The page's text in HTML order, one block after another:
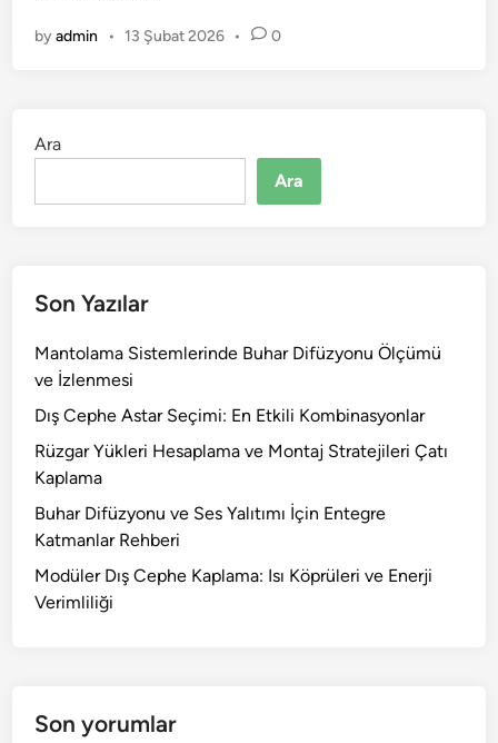
byadmin • 13 Şubat 2026 • 0
Ara
Ara
Son Yazılar
Mantolama Sistemlerinde Buhar Difüzyonu Ölçümü
ve İzlenmesi
Dış Cephe Astar Seçimi: En Etkili Kombinasyonlar
Rüzgar Yükleri Hesaplama ve Montaj Stratejileri Çatı
Kaplama
Buhar Difüzyonu ve Ses Yalıtımı İçin Entegre
Katmanlar Rehberi
Modüler Dış Cephe Kaplama: Isı Köprüleri ve Enerji
Verimliliği
Son yorumlar